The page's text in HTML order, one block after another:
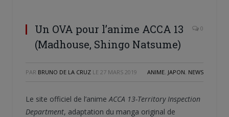
Un OVA pour l’anime ACCA 13
(Madhouse, Shingo Natsume)
0
PAR BRUNO DE LA CRUZ LE 27 MARS 2019 ANIME, JAPON, NEWS
Le site officiel de l’animeACCA 13-Territory Inspection
Department, adaptation du manga original de